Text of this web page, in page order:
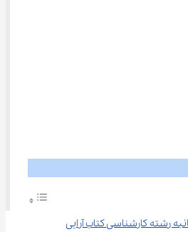
رشته کارشناسی کتاب آرایی